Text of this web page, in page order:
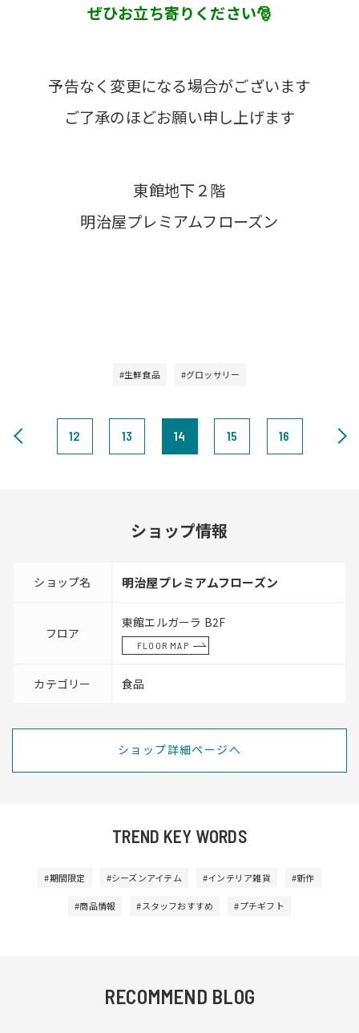
ぜひお立ち寄りください🎅
予告なく変更になる場合がございます
ご了承のほどお願い申し上げます
東館地下２階
明治屋プレミアムフローズン
#生鮮食品 #グロッサリー
12 13 14 15 16
ショップ情報
ショップ名 明治屋プレミアムフローズン
フロア
東館エルガーラ B2F
FLOOR MAP
カテゴリー 食品
ショップ詳細ページへ
TREND KEY WORDS
#期間限定 #シーズンアイテム #インテリア雑貨 #新作
#商品情報 #スタッフおすすめ #プチギフト
RECOMMEND BLOG